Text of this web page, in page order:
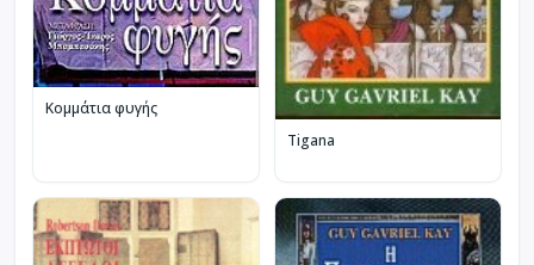
Κομμάτια φυγής
Tigana